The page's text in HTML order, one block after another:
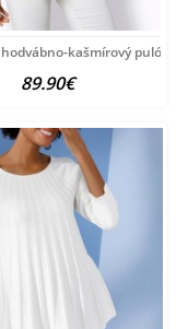
kašmírový
89.90€